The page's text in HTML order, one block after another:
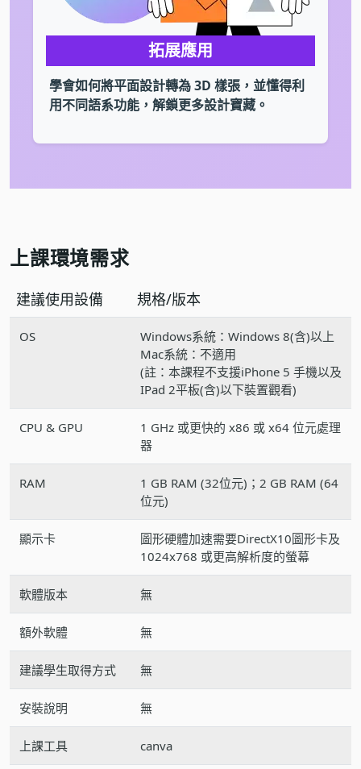
拓展應用
學會如何將平面設計轉為 3D 樣張，並懂得利
用不同語系功能，解鎖更多設計寶藏。
上課環境需求
建議使用設備 規格/版本
OS
Windows系統：Windows 8(含)以上
Mac系統：不適用
(註：本課程不支援iPhone 5 手機以及
IPad 2平板(含)以下裝置觀看)
CPU & GPU
1 GHz 或更快的 x86 或 x64 位元處理
器
RAM
1 GB RAM (32位元)；2 GB RAM (64
位元)
顯示卡
圖形硬體加速需要DirectX10圖形卡及
1024x768 或更高解析度的螢幕
軟體版本 無
額外軟體 無
建議學生取得方式 無
安裝說明 無
上課工具 canva